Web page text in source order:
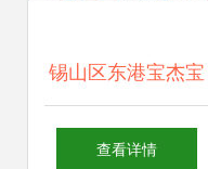
锡山区东港宝杰宝
制衣厂 专业打造品
查看详情